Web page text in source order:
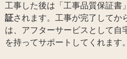
工事した後は「工事品質保証書
証されます。工事が完了してか
は、アフターサービスとして自
を持ってサポートしてくれます。